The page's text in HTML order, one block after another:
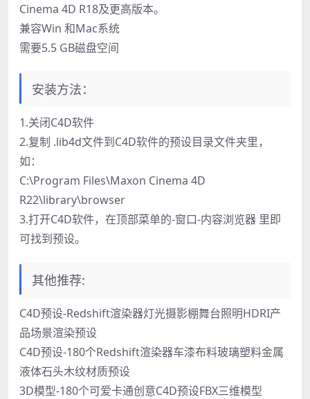
Cinema 4D R18及更高版本。
兼容Win 和Mac系统
需要5.5 GB磁盘空间
安装方法：
1.关闭C4D软件
2.复制 .lib4d文件到C4D软件的预设目录文件夹里，
如：
C:\Program Files\Maxon Cinema 4D
R22\library\browser
3.打开C4D软件，在顶部菜单的-窗口-内容浏览器 里即
可找到预设。
其他推荐:
C4D预设-Redshift渲染器灯光摄影棚舞台照明HDRI产
品场景渲染预设
C4D预设-180个Redshift渲染器车漆布料玻璃塑料金属
液体石头木纹材质预设
3D模型-180个可爱卡通创意C4D预设FBX三维模型